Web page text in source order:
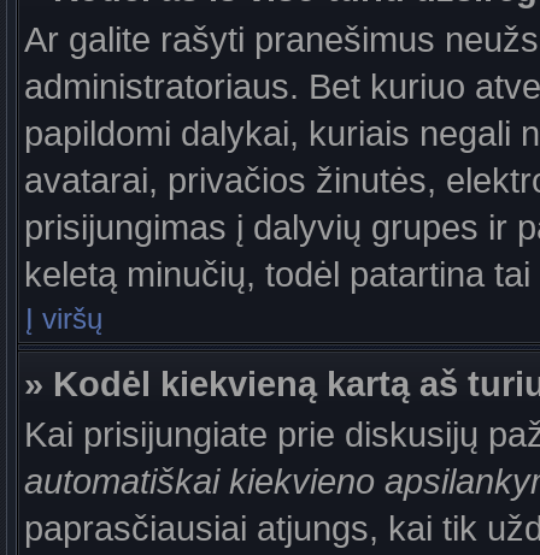
Ar galite rašyti pranešimus
administratoriaus. Bet kuriuo
papildomi dalykai, kuriais negali
avatarai, privačios žinutės,
prisijungimas į dalyvių grupes ir
keletą minučių, todėl patartina
Į viršų
» Kodėl kiekvieną kartą aš
Kai prisijungiate prie diskusijų
automatiškai kiekvieno
paprasčiausiai atjungs, kai tik